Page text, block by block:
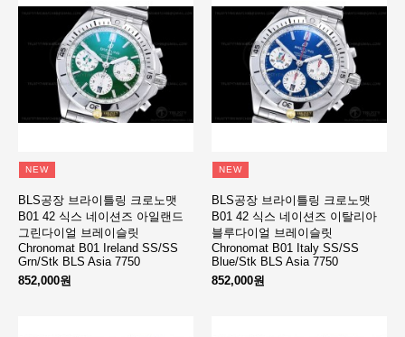
NEW
BLS공장 브라이틀링 크로노맷
B01 42 식스 네이션즈 아일랜드
그린다이얼 브레이슬릿
Chronomat B01 Ireland SS/SS
Grn/Stk BLS Asia 7750
852,000원
NEW
BLS공장 브라이틀링 크로노맷
B01 42 식스 네이션즈 이탈리아
블루다이얼 브레이슬릿
Chronomat B01 Italy SS/SS
Blue/Stk BLS Asia 7750
852,000원